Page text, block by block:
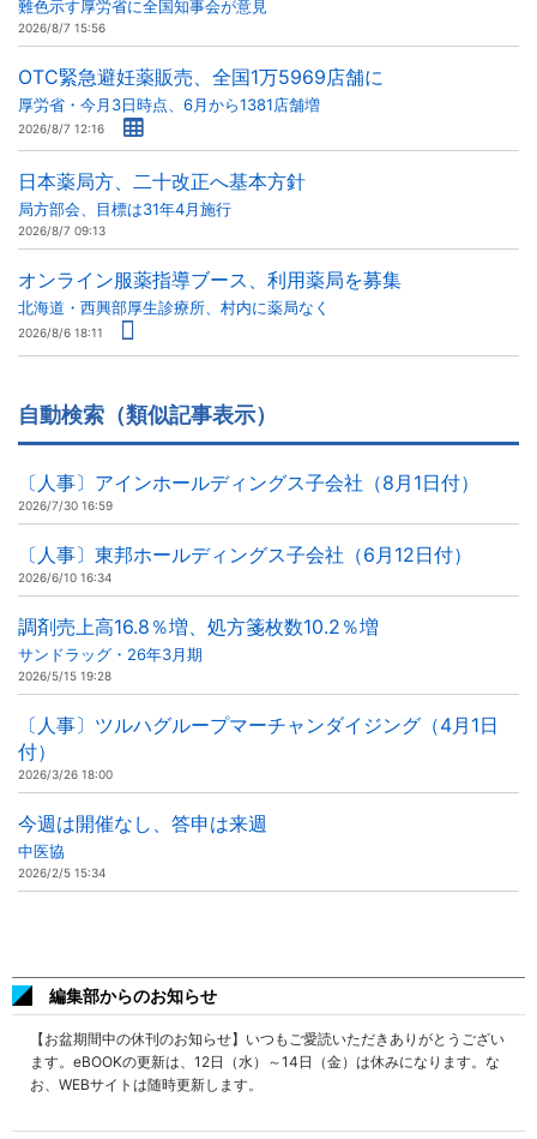
難色示す厚労省に全国知事会が意見
2026/8/7 15:56
OTC緊急避妊薬販売、全国1万5969店舗に
厚労省・今月3日時点、6月から1381店舗増
2026/8/7 12:16
日本薬局方、二十改正へ基本方針
局方部会、目標は31年4月施行
2026/8/7 09:13
オンライン服薬指導ブース、利用薬局を募集
北海道・西興部厚生診療所、村内に薬局なく
2026/8/6 18:11
自動検索（類似記事表示）
〔人事〕アインホールディングス子会社（8月1日付）
2026/7/30 16:59
〔人事〕東邦ホールディングス子会社（6月12日付）
2026/6/10 16:34
調剤売上高16.8％増、処方箋枚数10.2％増
サンドラッグ・26年3月期
2026/5/15 19:28
〔人事〕ツルハグループマーチャンダイジング（4月1日
付）
2026/3/26 18:00
今週は開催なし、答申は来週
中医協
2026/2/5 15:34
編集部からのお知らせ
【お盆期間中の休刊のお知らせ】いつもご愛読いただきありがとうござい
ます。eBOOKの更新は、12日（水）～14日（金）は休みになります。な
お、WEBサイトは随時更新します。